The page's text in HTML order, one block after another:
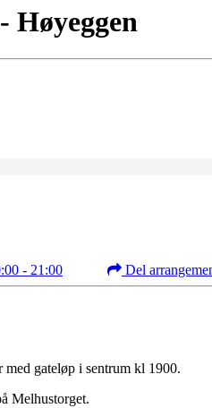
Høyeggen
- 21:00 Del
med gateløp i sentrum kl 1900.
Melhustorget.